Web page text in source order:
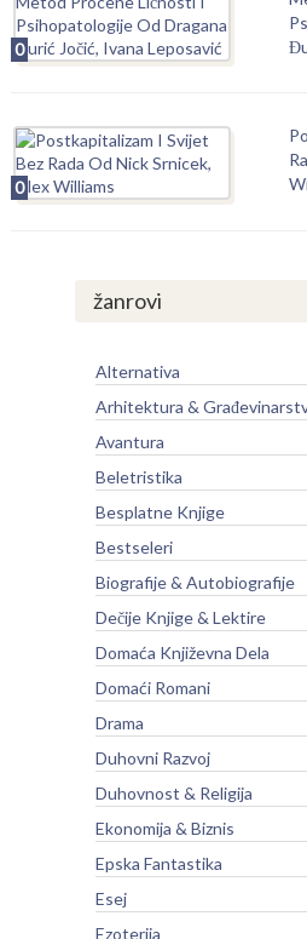
0
0
žanrovi
Alternativa
Arhitektura &
Avantura
Beletristika
Besplatne Knjige
Bestseleri
Biografije & Autobiografije
Dečije Knjige & Lektire
Domaća Književna Dela
Domaći Romani
Drama
Duhovni Razvoj
Duhovnost & Religija
Ekonomija & Biznis
Epska Fantastika
Esej
Ezoterija